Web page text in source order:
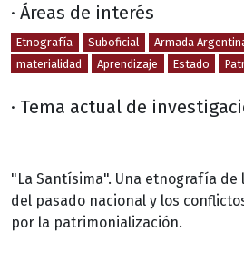
· Áreas de interés
Etnografía Suboficial
Armada
materialidad
Aprendizaje Estado
· Tema actual de
"La Santísima". Una etnografía de
del pasado nacional y los
por la patrimonialización.